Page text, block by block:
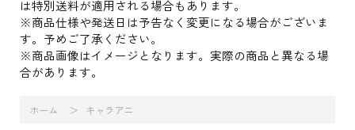
は特別送料が適用される場合もあります。
※商品仕様や発送日は予告なく変更になる場合がございま
す。予めご了承ください。
※商品画像はイメージとなります。実際の商品と異なる場
合があります。
ホーム キャラアニ